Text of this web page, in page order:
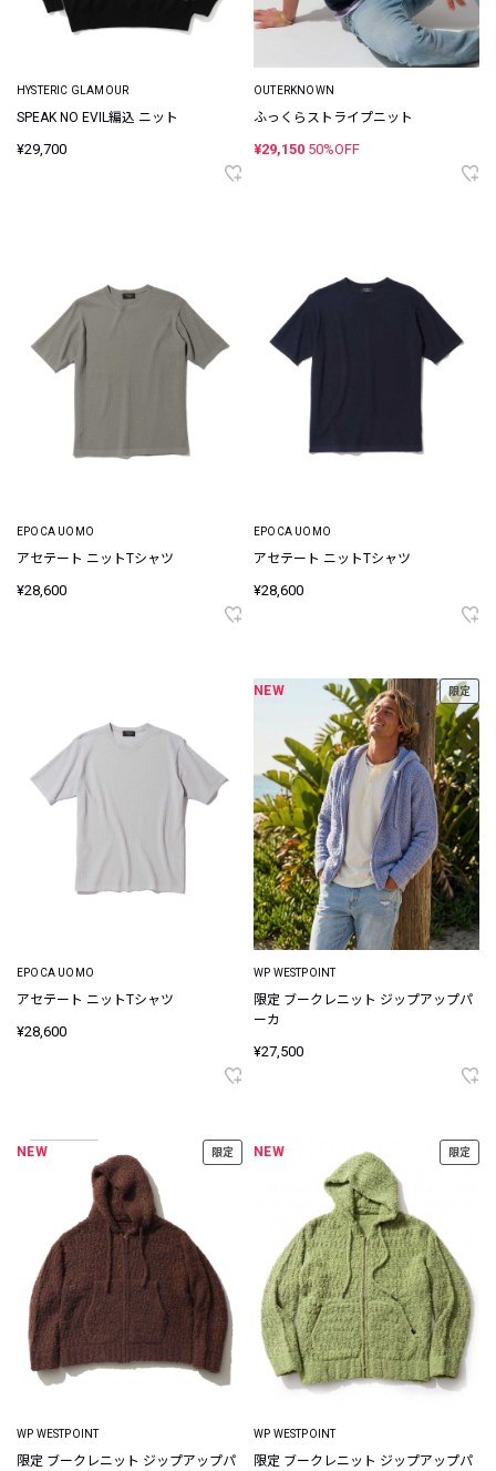
HYSTERIC GLAMOUR
SPEAK NO EVIL編込 ニット
¥29,700
OUTERKNOWN
ふっくらストライプニット
¥29,150 50%OFF
EPOCA UOMO
アセテート ニットTシャツ
¥28,600
EPOCA UOMO
アセテート ニットTシャツ
¥28,600
EPOCA UOMO
アセテート ニットTシャツ
¥28,600
NEW 限定
WP WESTPOINT
限定 ブークレニット ジップアップパ
ーカ
¥27,500
NEW 限定
WP WESTPOINT
限定 ブークレニット ジップアップパ
NEW 限定
WP WESTPOINT
限定 ブークレニット ジップアップパ